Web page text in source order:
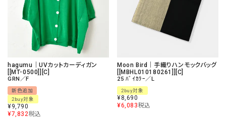
hagumu｜UVカットカーディガン
[[MT-0500]][C]
GRN／F
新色追加
2buy対象
¥9,790
¥7,832税込
Moon Bird｜手織りハンモックバッグ
[[MBHL010180261]][C]
25 ﾊﾞｲｶﾗｰ／L
2buy対象
¥8,690
¥6,083税込